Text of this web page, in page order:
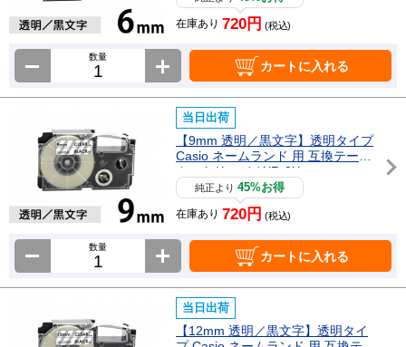
在庫あり 720円 (税込)
数量
カートに入れる
当日出荷
【9mm 透明／黒文字】透明タイプ
Casio ネームランド 用 互換テープ
カートリッジ / XR-9X
純正より45%お得
在庫あり 720円 (税込)
数量
カートに入れる
当日出荷
【12mm 透明／黒文字】透明タイ